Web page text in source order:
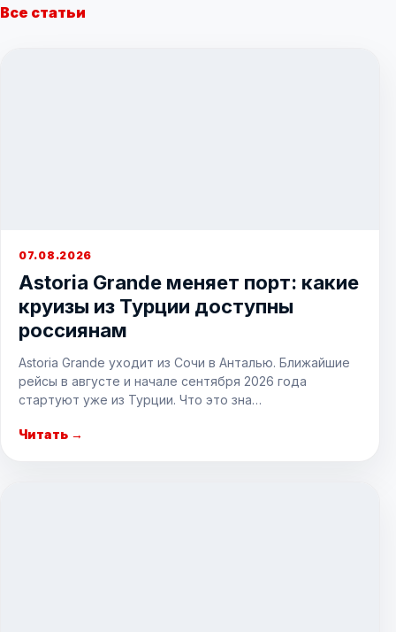
Все статьи
07.08.2026
Astoria Grande меняет порт: какие
круизы из Турции доступны
россиянам
Astoria Grande уходит из Сочи в Анталью. Ближайшие
рейсы в августе и начале сентября 2026 года
стартуют уже из Турции. Что это зна…
Читать →